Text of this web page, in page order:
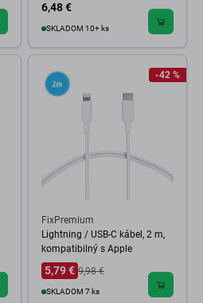
6,48 €
SKLADOM 10+ ks
-42 %
FixPremium
Lightning / USB-C kábel, 2 m,
kompatibilný s Apple
5,79 € 9,98 €
SKLADOM 7 ks